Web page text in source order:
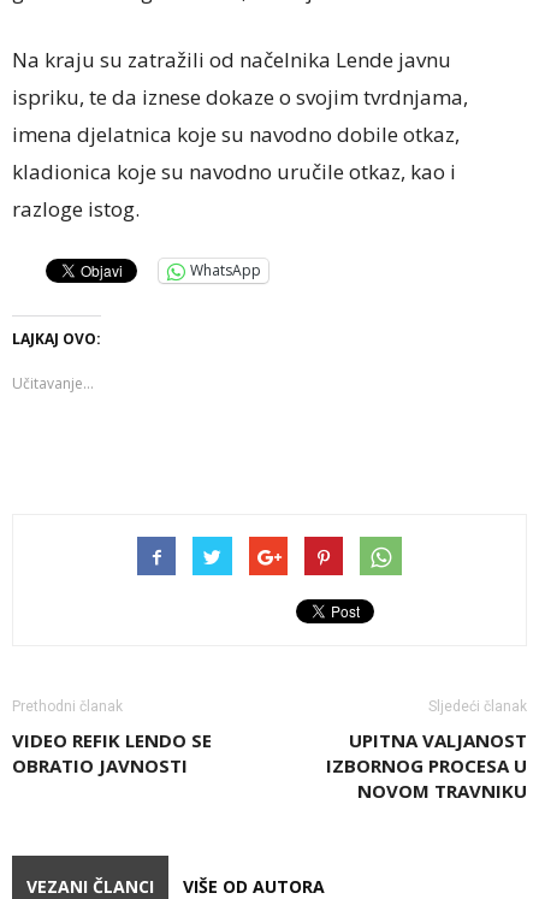
Na kraju su zatražili od načelnika Lende javnu
ispriku, te da iznese dokaze o svojim tvrdnjama,
imena djelatnica koje su navodno dobile otkaz,
kladionica koje su navodno uručile otkaz, kao i
razloge istog.
WhatsApp
LAJKAJ OVO:
Učitavanje...
Prethodni članak
VIDEO REFIK LENDO SE
OBRATIO JAVNOSTI
Sljedeći članak
UPITNA VALJANOST
IZBORNOG PROCESA U
NOVOM TRAVNIKU
VEZANI ČLANCI VIŠE OD AUTORA